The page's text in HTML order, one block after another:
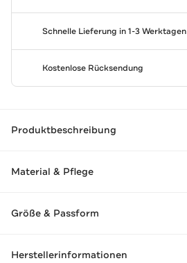
Schnelle Lieferung in 1-3 Werktagen
Kostenlose Rücksendung
Produktbeschreibung
Material & Pflege
Größe & Passform
Herstellerinformationen